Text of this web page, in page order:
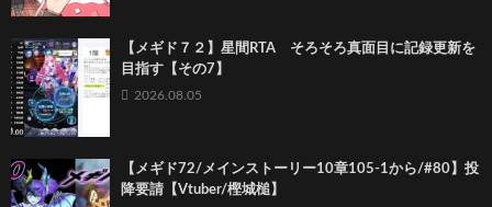
【メギド７２】星間RTA そろそろ真面目に記録更新を
目指す【その7】
2026.08.05
【メギド72/メインストーリー10章105-1から/#80】投
降要請【Vtuber/樫城槌】